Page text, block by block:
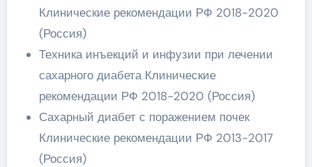
Клинические рекомендации РФ 2018-2020
(Россия)
Техника инъекций и инфузии при лечении
сахарного диабета Клинические
рекомендации РФ 2018-2020 (Россия)
Сахарный диабет с поражением почек
Клинические рекомендации РФ 2013-2017
(Россия)